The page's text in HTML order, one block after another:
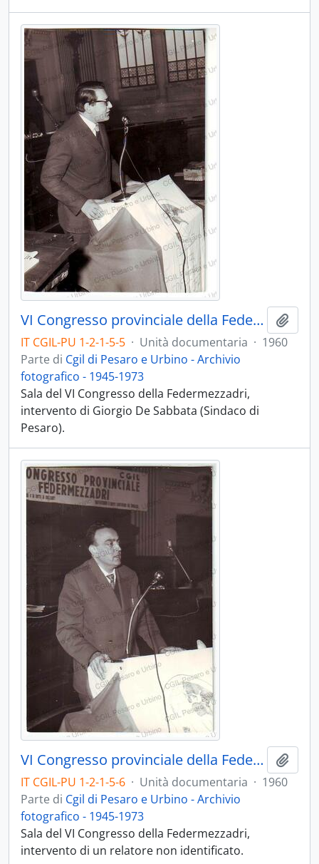
VI Congresso provinciale della Federmezzadri - 1960
IT CGIL-PU 1-2-1-5-5 · Unità documentaria · 1960
Parte di Cgil di Pesaro e Urbino - Archivio
fotografico - 1945-1973
Sala del VI Congresso della Federmezzadri,
intervento di Giorgio De Sabbata (Sindaco di
Pesaro).
VI Congresso provinciale della Federmezzadri - 1960
IT CGIL-PU 1-2-1-5-6 · Unità documentaria · 1960
Parte di Cgil di Pesaro e Urbino - Archivio
fotografico - 1945-1973
Sala del VI Congresso della Federmezzadri,
intervento di un relatore non identificato.